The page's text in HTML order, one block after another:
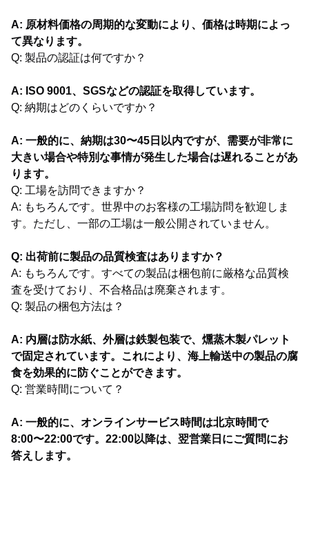
A: 原材料価格の周期的な変動により、価格は時期によっ
て異なります。
Q: 製品の認証は何ですか？
A: ISO 9001、SGSなどの認証を取得しています。
Q: 納期はどのくらいですか？
A: 一般的に、納期は30〜45日以内ですが、需要が非常に
大きい場合や特別な事情が発生した場合は遅れることがあ
ります。
Q: 工場を訪問できますか？
A: もちろんです。世界中のお客様の工場訪問を歓迎しま
す。ただし、一部の工場は一般公開されていません。
Q: 出荷前に製品の品質検査はありますか？
A: もちろんです。すべての製品は梱包前に厳格な品質検
査を受けており、不合格品は廃棄されます。
Q: 製品の梱包方法は？
A: 内層は防水紙、外層は鉄製包装で、燻蒸木製パレット
で固定されています。これにより、海上輸送中の製品の腐
食を効果的に防ぐことができます。
Q: 営業時間について？
A: 一般的に、オンラインサービス時間は北京時間で
8:00〜22:00です。22:00以降は、翌営業日にご質問にお
答えします。